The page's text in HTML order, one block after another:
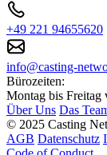
+49 221 94655620
info@casting-
Bürozeiten:
Montag bis Freitag
Über Uns Das
© 2025 Casting
AGB Datenschutz